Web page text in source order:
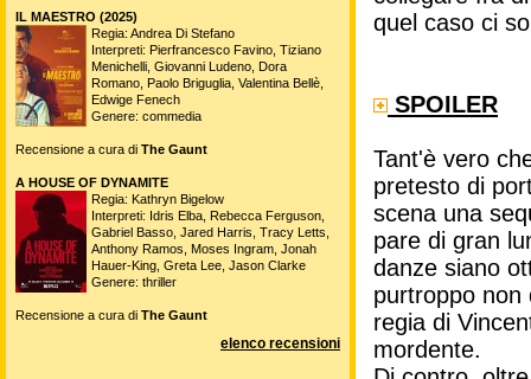
quel caso ci
SPOILER
Tant'è vero
pretesto di
scena una
pare di gran
danze siano
purtroppo non
regia di
mordente.
IL MAESTRO (2025)
Regia: Andrea Di Stefano
Interpreti: Pierfrancesco Favino, Tiziano
Menichelli, Giovanni Ludeno, Dora
Romano, Paolo Briguglia, Valentina Bellè,
Edwige Fenech
Genere: commedia
Recensione a cura di The Gaunt
A HOUSE OF DYNAMITE
Regia: Kathryn Bigelow
Interpreti: Idris Elba, Rebecca Ferguson,
Gabriel Basso, Jared Harris, Tracy Letts,
Anthony Ramos, Moses Ingram, Jonah
Hauer-King, Greta Lee, Jason Clarke
Genere: thriller
Recensione a cura di The Gaunt
elenco recensioni